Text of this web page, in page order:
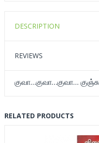
DESCRIPTION
REVIEWS
குவா…குவா…குவா…
RELATED PRODUCTS